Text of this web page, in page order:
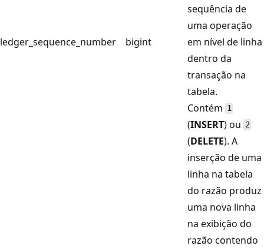
ledger_sequence_number bigint
sequência de
uma operação
em nível de linha
dentro da
transação na
tabela.
Contém 1
(INSERT) ou 2
(DELETE). A
inserção de uma
linha na tabela
do razão produz
uma nova linha
na exibição do
razão contendo